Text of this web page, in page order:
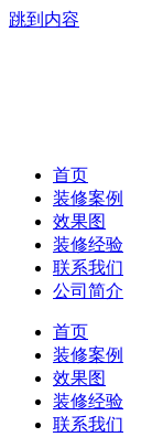
跳到内容
首页
装修案例
效果图
装修经验
联系我们
公司简介
首页
装修案例
效果图
装修经验
联系我们